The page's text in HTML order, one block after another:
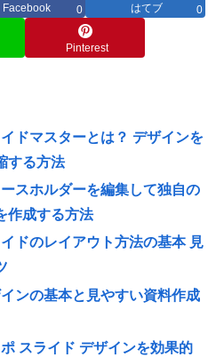
Facebook 0 はてブ 0
Pinterest
ドマスターとは？ デザインを
する方法
スホルダーを編集して独自の
作成する方法
ドのレイアウト方法の基本 見
ンの基本と見やすい資料作成
スライド デザインを効果的